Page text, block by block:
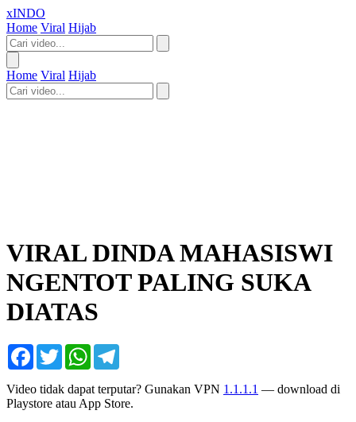
xINDO
Home Viral Hijab
Home Viral Hijab
VIRAL DINDA MAHASISWI
NGENTOT PALING SUKA
DIATAS
Facebook
TwitterWhatsApp
Video tidak dapat terputar? Gunakan VPN 1.1.1.1 — download di
Playstore atau App Store.